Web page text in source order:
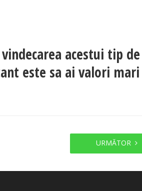
acestui tip de
este sa ai valori mari
URMĂTOR